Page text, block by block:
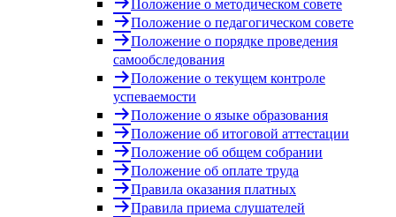
Положение о педагогическом совете
Положение о порядке проведения
самообследования
Положение о текущем контроле
успеваемости
Положение о языке образования
Положение об итоговой аттестации
Положение об общем собрании
Положение об оплате труда
Правила оказания платных
Правила приема слушателей